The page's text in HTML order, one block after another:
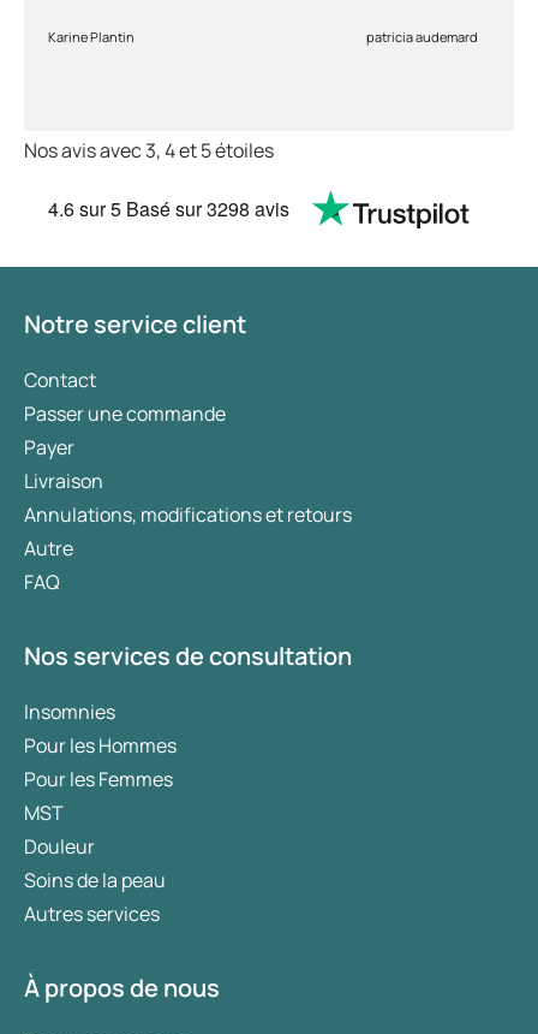
Karine Plantin patricia audemard
Nos avis avec 3, 4 et 5 étoiles
4.6sur 5 Basé sur3298 avis
Notre service client
Contact
Passer une commande
Payer
Livraison
Annulations, modifications et retours
Autre
FAQ
Nos services de consultation
Insomnies
Pour les Hommes
Pour les Femmes
MST
Douleur
Soins de la peau
Autres services
À propos de nous